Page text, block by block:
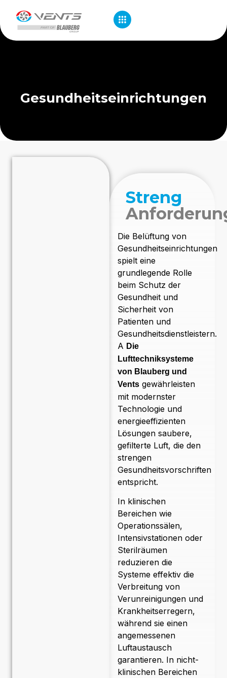
Gesundheitseinrichtungen
Streng
Die Belüftung von
Gesundheitseinrichtungen
spielt eine
grundlegende Rolle
beim Schutz der
Gesundheit und
Sicherheit von
Patienten und
Gesundheitsdienstleistern.
A Die
Lufttechniksysteme
von Blauberg und
Ventsgewährleisten
mit modernster
Technologie und
energieeffizienten
Lösungen saubere,
gefilterte Luft, die den
strengen
Gesundheitsvorschriften
entspricht.
In klinischen
Bereichen wie
Operationssälen,
Intensivstationen oder
Sterilräumen
reduzieren die
Systeme effektiv die
Verbreitung von
Verunreinigungen und
Krankheitserregern,
während sie einen
angemessenen
Luftaustausch
garantieren. In nicht-
klinischen Bereichen